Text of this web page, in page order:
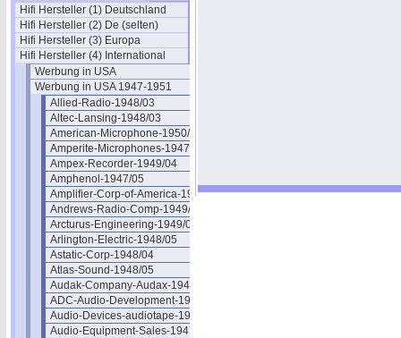
Hifi Hersteller (1) Deutschland
Hifi Hersteller (2) De (selten)
Hifi Hersteller (3) Europa
Hifi Hersteller (4) International
Werbung in USA
Werbung in USA 1947-1951
Allied-Radio-1948/03
Altec-Lansing-1948/03
American-Microphone-1950/05
Amperite-Microphones-1947/11
Ampex-Recorder-1949/04
Amphenol-1947/05
Amplifier-Corp-of-America-1947/05
Andrews-Radio-Comp-1949/10
Arcturus-Engineering-1949/02
Arlington-Electric-1948/05
Astatic-Corp-1948/04
Atlas-Sound-1948/05
Audak-Company-Audax-1949/07
ADC-Audio-Development-1948/05
Audio-Devices-audiotape-1947/08
Audio-Equipment-Sales-1947/06